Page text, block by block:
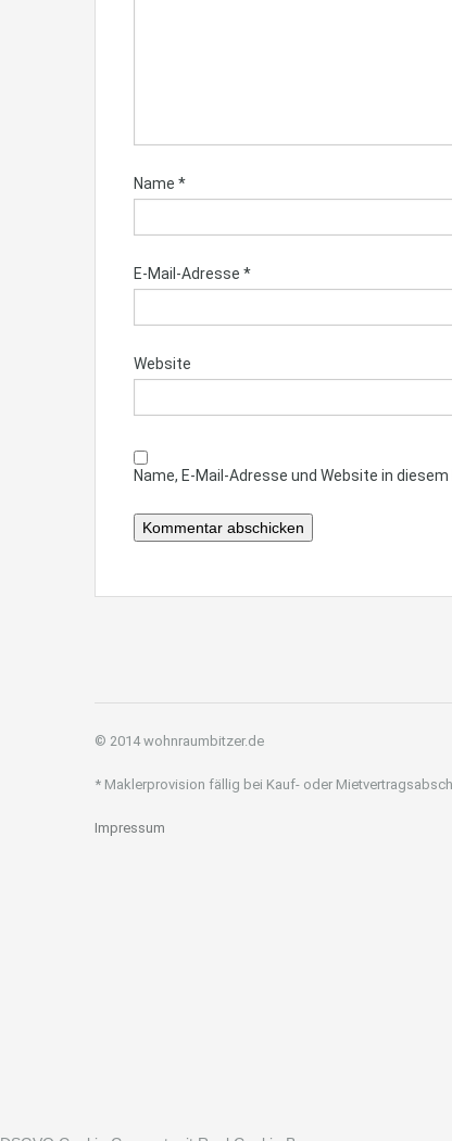
Name *
E-Mail-Adresse *
Website
Name, E-Mail-Adresse und Website in
© 2014 wohnraumbitzer.de
* Maklerprovision fällig bei Kauf- oder
Impressum